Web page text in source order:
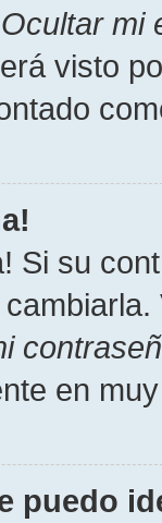
Ocultar mi
visto
Si su
en
puedo